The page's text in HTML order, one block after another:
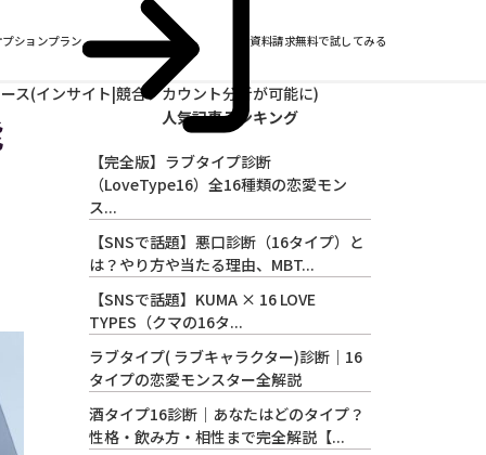
ションプラン 資料請求無料で試してみる
ス(インサイト|競合アカウント分析が可能に)
人気記事ランキング
【完全版】ラブタイプ診断
（LoveType16）全16種類の恋愛モン
ス...
【SNSで話題】悪口診断（16タイプ）と
は？やり方や当たる理由、MBT...
【SNSで話題】KUMA × 16 LOVE
TYPES（クマの16タ...
ラブタイプ( ラブキャラクター)診断｜16
タイプの恋愛モンスター全解説
酒タイプ16診断｜あなたはどのタイプ？
性格・飲み方・相性まで完全解説【...